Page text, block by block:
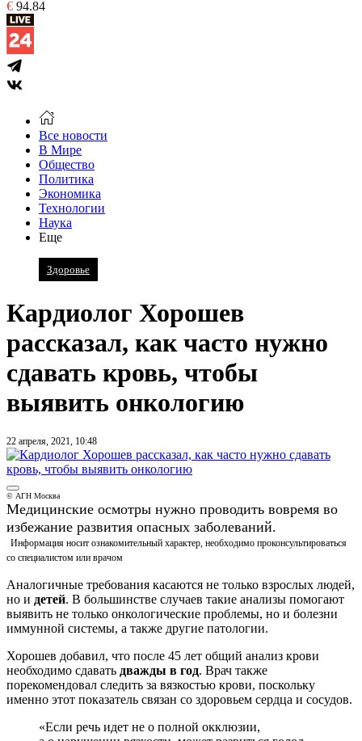
€ 94.84
Все новости
В Мире
Общество
Политика
Экономика
Технологии
Наука
Еще
Здоровье
Кардиолог Хорошев
рассказал, как часто нужно
сдавать кровь, чтобы
выявить онкологию
22 апреля, 2021, 10:48
© АГН Москва
Медицинские осмотры нужно проводить вовремя во
избежание развития опасных заболеваний.
Информация носит ознакомительный характер, необходимо проконсультироваться
со специалистом или врачом
Аналогичные требования касаются не только взрослых людей,
но и детей. В большинстве случаев такие анализы помогают
выявить не только онкологические проблемы, но и болезни
иммунной системы, а также другие патологии.
Хорошев добавил, что после 45 лет общий анализ крови
необходимо сдавать дважды в год. Врач также
порекомендовал следить за вязкостью крови, поскольку
именно этот показатель связан со здоровьем сердца и сосудов.
«Если речь идет не о полной окклюзии,